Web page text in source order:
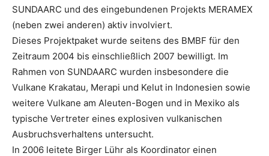
SUNDAARC und des eingebundenen Projekts MERAMEX
(neben zwei anderen) aktiv involviert.
Dieses Projektpaket wurde seitens des BMBF für den
Zeitraum 2004 bis einschließlich 2007 bewilligt. Im
Rahmen von SUNDAARC wurden insbesondere die
Vulkane Krakatau, Merapi und Kelut in Indonesien sowie
weitere Vulkane am Aleuten-Bogen und in Mexiko als
typische Vertreter eines explosiven vulkanischen
Ausbruchsverhaltens untersucht.
In 2006 leitete Birger Lühr als Koordinator einen